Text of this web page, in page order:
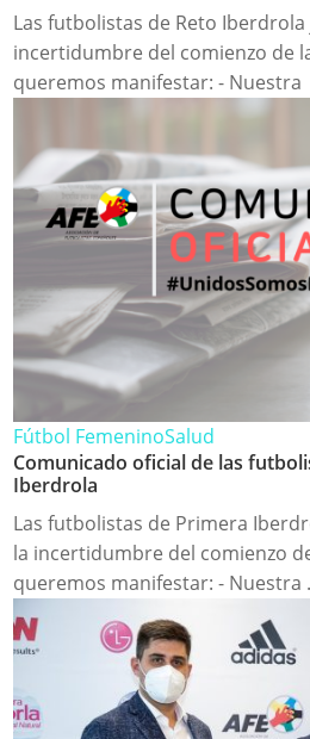
Las futbolistas de Reto Iberdrola
incertidumbre del comienzo de
queremos manifestar: - Nuestra
Fútbol FemeninoSalud
Comunicado oficial de las
Iberdrola
Las futbolistas de Primera
la incertidumbre del comienzo
queremos manifestar: - Nuestra